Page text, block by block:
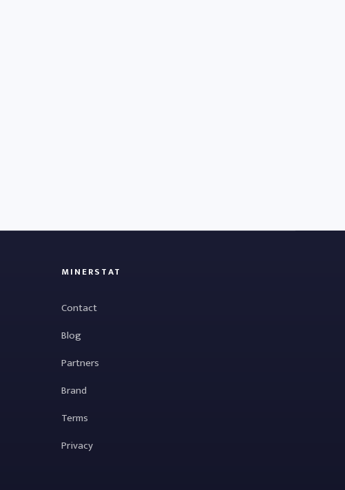
MINERSTAT
Contact
Blog
Partners
Brand
Terms
Privacy